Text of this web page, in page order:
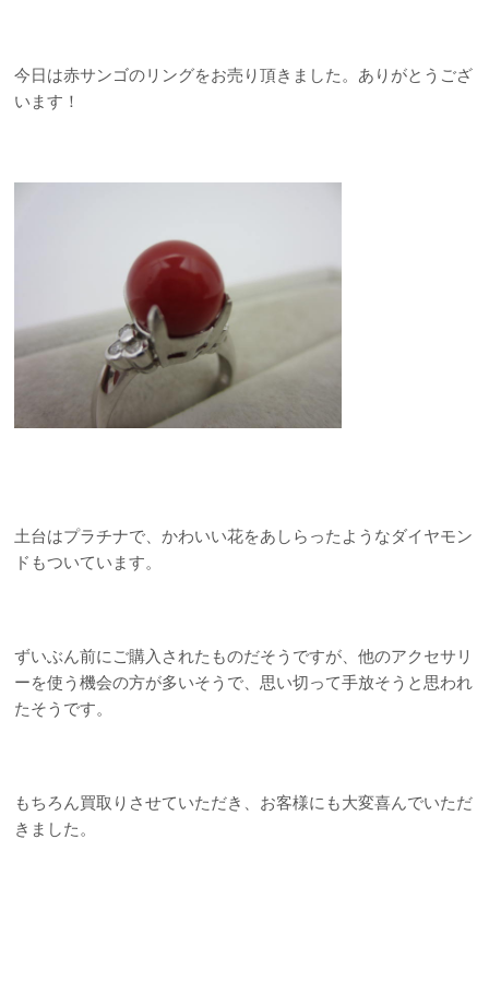
今日は赤サンゴのリングをお売り頂きました。ありがとうござ
います！
土台はプラチナで、かわいい花をあしらったようなダイヤモン
ドもついています。
ずいぶん前にご購入されたものだそうですが、他のアクセサリ
ーを使う機会の方が多いそうで、思い切って手放そうと思われ
たそうです。
もちろん買取りさせていただき、お客様にも大変喜んでいただ
きました。